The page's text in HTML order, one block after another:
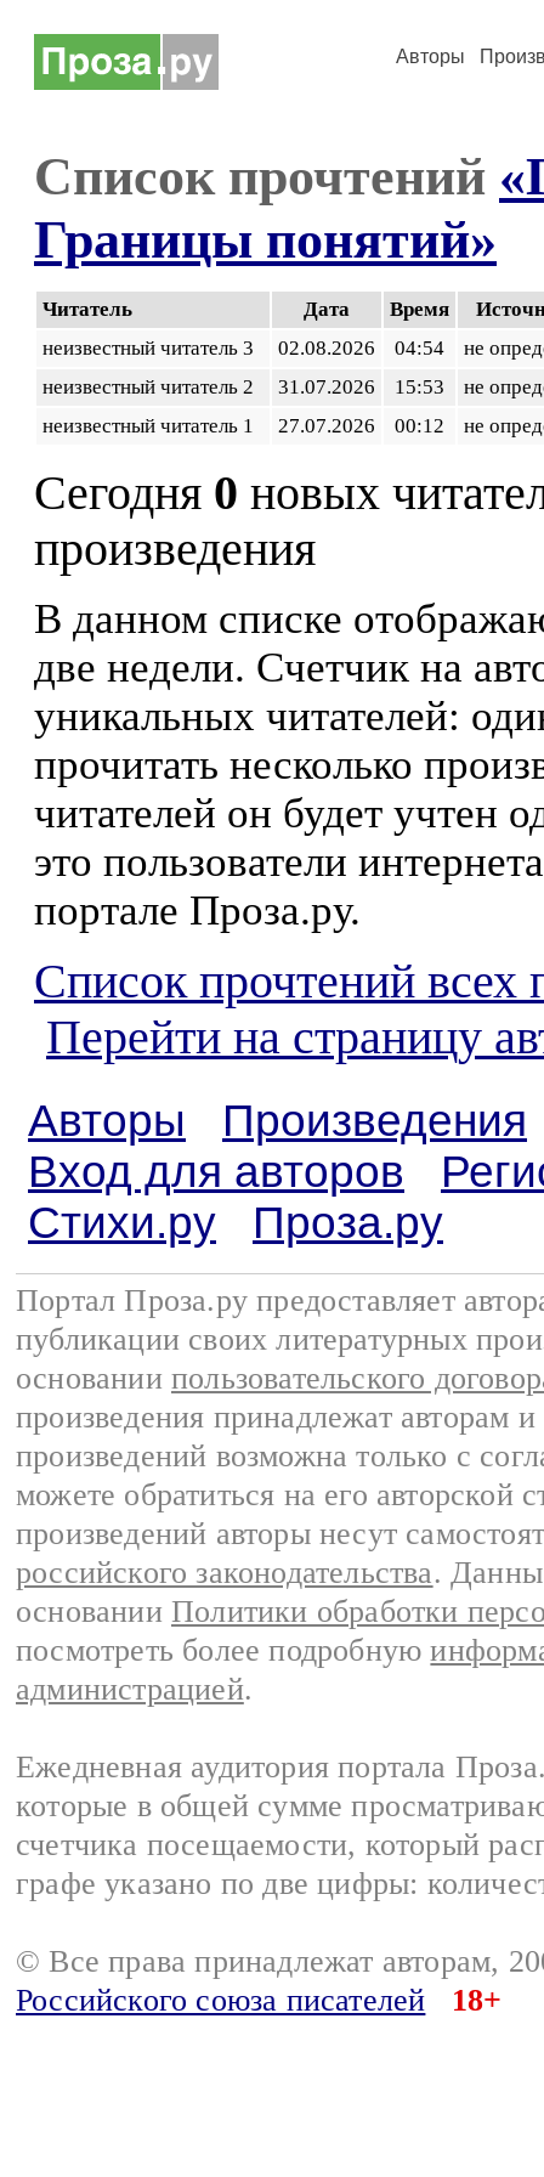
Авторы
Список прочтений
Границы понятий»
Читатель Дата Время
неизвестный читатель 3
02.08.2026 04:54
не
неизвестный читатель 2
31.07.2026 15:53
не
неизвестный читатель 1
27.07.2026 00:12 не
Сегодня 0 новых
произведения
В данном списке
две недели. Счетчик на
уникальных читателей:
прочитать несколько
читателей он будет учтен
это пользователи
портале Проза.ру.
Список прочтений всех
Перейти на страницу
Авторы
Произведения
Вход для авторов
Стихи.ру
Проза.ру
Портал Проза.ру предоставляет
публикации своих литературных
основании пользовательского
произведения принадлежат авторам
произведений возможна только с
можете обратиться на его авторской
произведений авторы несут
российского законодательства.
основании Политики обработки
посмотреть более подробную
администрацией.
Ежедневная аудитория портала
которые в общей сумме
счетчика посещаемости, который
графе указано по две цифры:
© Все права принадлежат авторам,
Российского союза писателей
18+